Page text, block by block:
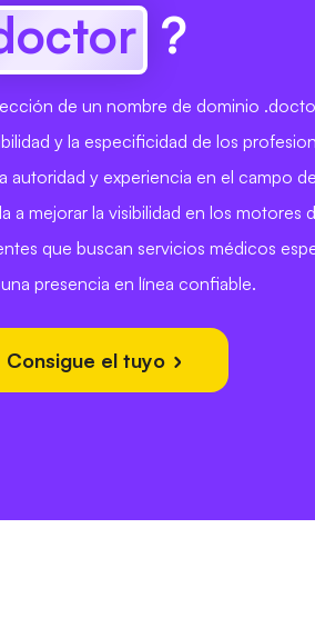
?
de un nombre de dominio
y la especificidad de los
autoridad y experiencia en el campo
a mejorar la visibilidad en los motores
que buscan servicios médicos
presencia en línea confiable.
Consigue el tuyo